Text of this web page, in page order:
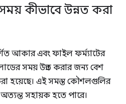
কীভাবে উন্নত করা
আকার এবং ফাইল ফর্ম্যাটের
সময় উন্নত করার জন্য বেশ
হয়েছে। এই সমস্ত কৌশলগুলির
সহায়ক হতে পারে।